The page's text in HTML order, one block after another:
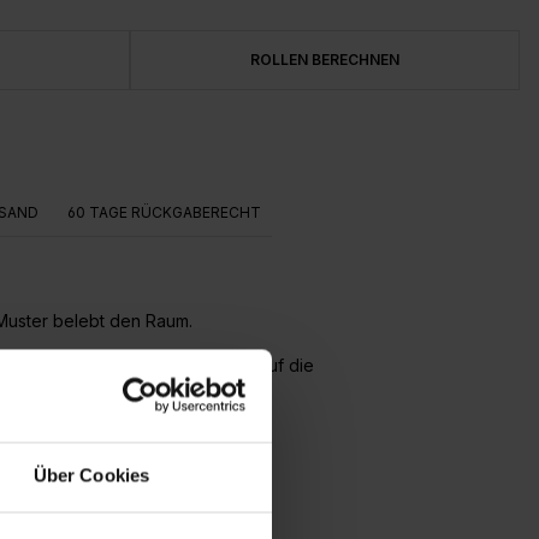
Über Cookies
ROLLEN BERECHNEN
60 TAGE RÜCKGABERECHT
belebt den Raum.
und die Bahnen werden direkt auf die